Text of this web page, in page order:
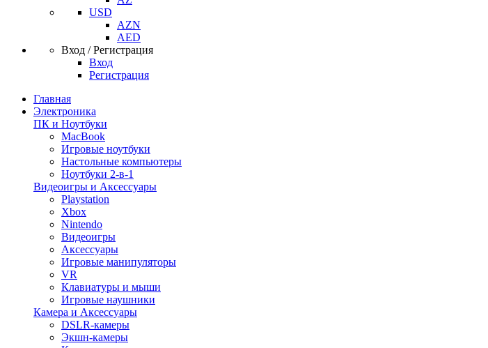
USD
AZN
AED
Вход / Регистрация
Вход
Регистрация
Главная
Электроника
ПК и Ноутбуки
MacBook
Игровые ноутбуки
Настольные компьютеры
Ноутбуки 2-в-1
Видеоигры и Аксессуары
Playstation
Xbox
Nintendo
Видеоигры
Аксессуары
Игровые манипуляторы
VR
Клавиатуры и мыши
Игровые наушники
Камера и Аксессуары
DSLR-камеры
Экшн-камеры